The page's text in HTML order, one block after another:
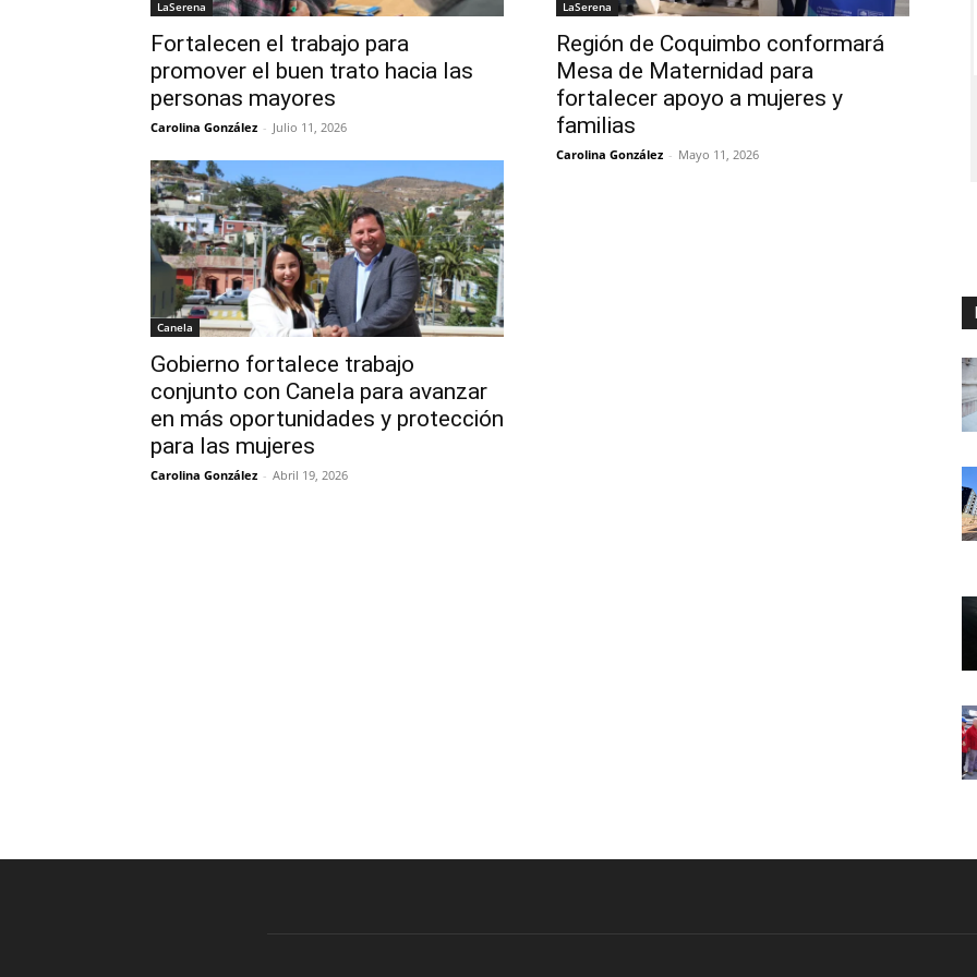
LaSerena
Fortalecen el trabajo para
promover el buen trato hacia las
personas mayores
Carolina González - Julio 11, 2026
LaSerena
Región de Coquimbo conformará
Mesa de Maternidad para
fortalecer apoyo a mujeres y
familias
Carolina González - Mayo 11, 2026
Canela
Gobierno fortalece trabajo
conjunto con Canela para avanzar
en más oportunidades y protección
para las mujeres
Carolina González - Abril 19, 2026